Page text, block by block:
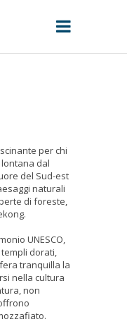
per chi
dal
del Sud-est
naturali
di foreste,
UNESCO,
dorati,
tranquilla la
nella cultura
non